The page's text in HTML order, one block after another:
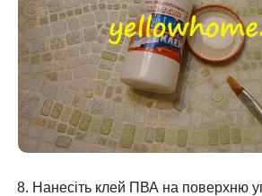
Нанесіть клей ПВА на поверхню